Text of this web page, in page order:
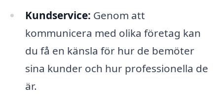
Kundservice: Genom att
kommunicera med olika företag kan
du få en känsla för hur de bemöter
sina kunder och hur professionella de
är.